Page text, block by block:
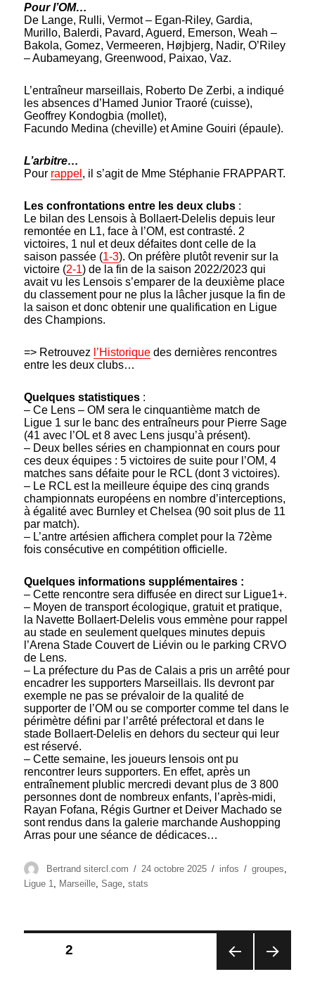
Pour l’OM…
De Lange, Rulli, Vermot – Egan-Riley, Gardia,
Murillo, Balerdi, Pavard, Aguerd, Emerson, Weah –
Bakola, Gomez, Vermeeren, Højbjerg, Nadir, O’Riley
– Aubameyang, Greenwood, Paixao, Vaz.
L’entraîneur marseillais, Roberto De Zerbi, a indiqué
les absences d’Hamed Junior Traoré (cuisse),
Geoffrey Kondogbia (mollet),
Facundo Medina (cheville) et Amine Gouiri (épaule).
L’arbitre…
Pour rappel , il s’agit de Mme Stéphanie FRAPPART.
Les confrontations entre les deux clubs :
Le bilan des Lensois à Bollaert-Delelis depuis leur
remontée en L1, face à l’OM, est contrasté. 2
victoires, 1 nul et deux défaites dont celle de la
saison passée (1-3). On préfère plutôt revenir sur la
victoire (2-1) de la fin de la saison 2022/2023 qui
avait vu les Lensois s’emparer de la deuxième place
du classement pour ne plus la lâcher jusque la fin de
la saison et donc obtenir une qualification en Ligue
des Champions.
=> Retrouvez l’Historique des dernières rencontres
entre les deux clubs…
Quelques statistiques :
– Ce Lens – OM sera le cinquantième match de
Ligue 1 sur le banc des entraîneurs pour Pierre Sage
(41 avec l’OL et 8 avec Lens jusqu’à présent).
– Deux belles séries en championnat en cours pour
ces deux équipes : 5 victoires de suite pour l’OM, 4
matches sans défaite pour le RCL (dont 3 victoires).
– Le RCL est la meilleure équipe des cinq grands
championnats européens en nombre d’interceptions,
à égalité avec Burnley et Chelsea (90 soit plus de 11
par match).
– L’antre artésien affichera complet pour la 72ème
fois consécutive en compétition officielle.
Quelques informations supplémentaires :
– Cette rencontre sera diffusée en direct sur Ligue1+.
– Moyen de transport écologique, gratuit et pratique,
la Navette Bollaert-Delelis vous emmène pour rappel
au stade en seulement quelques minutes depuis
l’Arena Stade Couvert de Liévin ou le parking CRVO
de Lens.
– La préfecture du Pas de Calais a pris un arrêté pour
encadrer les supporters Marseillais. Ils devront par
exemple ne pas se prévaloir de la qualité de
supporter de l’OM ou se comporter comme tel dans le
périmètre défini par l’arrêté préfectoral et dans le
stade Bollaert-Delelis en dehors du secteur qui leur
est réservé.
– Cette semaine, les joueurs lensois ont pu
rencontrer leurs supporters. En effet, après un
entraînement plublic mercredi devant plus de 3 800
personnes dont de nombreux enfants, l’après-midi,
Rayan Fofana, Régis Gurtner et Deiver Machado se
sont rendus dans la galerie marchande Aushopping
Arras pour une séance de dédicaces…
Auteur
Bertrand sitercl.com
Publié
le
24 octobre 2025 Catégories
infos Étiquettes
groupes
Ligue 1
Marseille ,Sage ,stats
Pagination
PAGE2